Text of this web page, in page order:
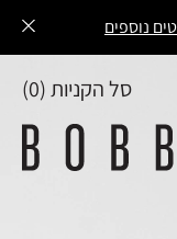
נוספים
סל הקניות(
0
)